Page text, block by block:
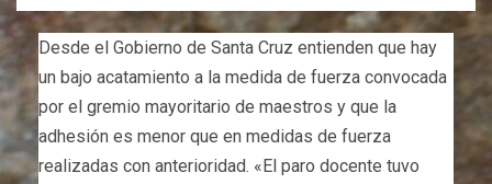
Desde el Gobierno de Santa Cruz entienden que hay
un bajo acatamiento a la medida de fuerza convocada
por el gremio mayoritario de maestros y que la
adhesión es menor que en medidas de fuerza
realizadas con anterioridad. «El paro docente tuvo